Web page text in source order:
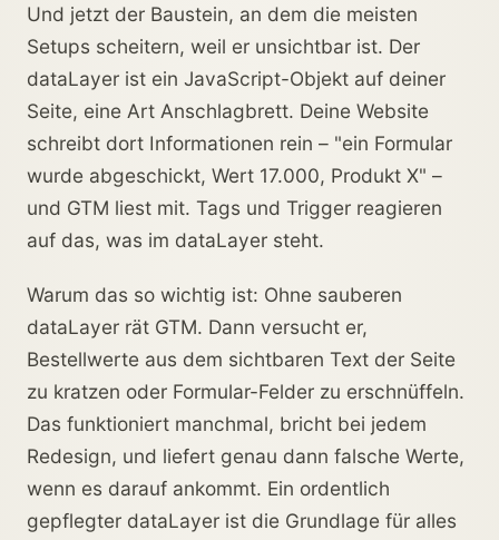
Und jetzt der Baustein, an dem die meisten
Setups scheitern, weil er unsichtbar ist. Der
dataLayer ist ein JavaScript-Objekt auf deiner
Seite, eine Art Anschlagbrett. Deine Website
schreibt dort Informationen rein – "ein Formular
wurde abgeschickt, Wert 17.000, Produkt X" –
und GTM liest mit. Tags und Trigger reagieren
auf das, was im dataLayer steht.
Warum das so wichtig ist: Ohne sauberen
dataLayer rät GTM. Dann versucht er,
Bestellwerte aus dem sichtbaren Text der Seite
zu kratzen oder Formular-Felder zu erschnüffeln.
Das funktioniert manchmal, bricht bei jedem
Redesign, und liefert genau dann falsche Werte,
wenn es darauf ankommt. Ein ordentlich
gepflegter dataLayer ist die Grundlage für alles